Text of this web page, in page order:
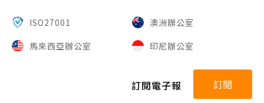
ISO27001
澳洲辦公室
馬來西亞辦公室
印尼辦公室
訂閱電子報 訂閱